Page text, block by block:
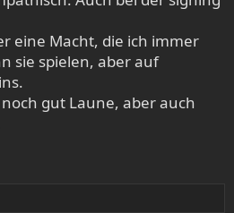
eine Macht, die ich immer
sie spielen, aber auf
gut Laune, aber auch